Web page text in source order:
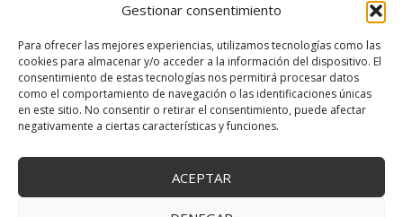
Gestionar consentimiento
Para ofrecer las mejores experiencias, utilizamos tecnologías como las
cookies para almacenar y/o acceder a la información del dispositivo. El
consentimiento de estas tecnologías nos permitirá procesar datos
como el comportamiento de navegación o las identificaciones únicas
en este sitio. No consentir o retirar el consentimiento, puede afectar
negativamente a ciertas características y funciones.
ACEPTAR
DESIREE MARTÍN